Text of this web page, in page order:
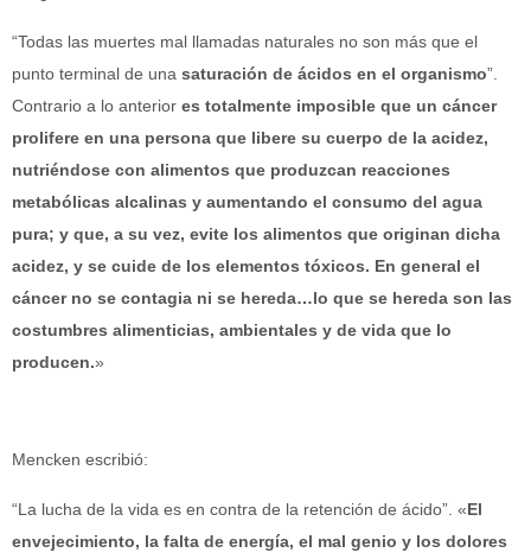
“Todas las muertes mal llamadas naturales no son más que el
punto terminal de una saturación de ácidos en el organismo”.
Contrario a lo anterior es totalmente imposible que un cáncer
prolifere en una persona que libere su cuerpo de la acidez,
nutriéndose con alimentos que produzcan reacciones
metabólicas alcalinas y aumentando el consumo del agua
pura; y que, a su vez, evite los alimentos que originan dicha
acidez, y se cuide de los elementos tóxicos. En general el
cáncer no se contagia ni se hereda…lo que se hereda son las
costumbres alimenticias, ambientales y de vida que lo
producen.»
Mencken escribió:
“La lucha de la vida es en contra de la retención de ácido”. «El
envejecimiento, la falta de energía, el mal genio y los dolores